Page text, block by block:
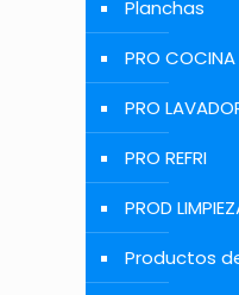
Planchas
PRO COCINA
PRO
PRO REFRI
PROD
Productos